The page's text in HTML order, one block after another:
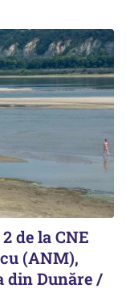
de la CNE
(ANM),
din Dunăre /